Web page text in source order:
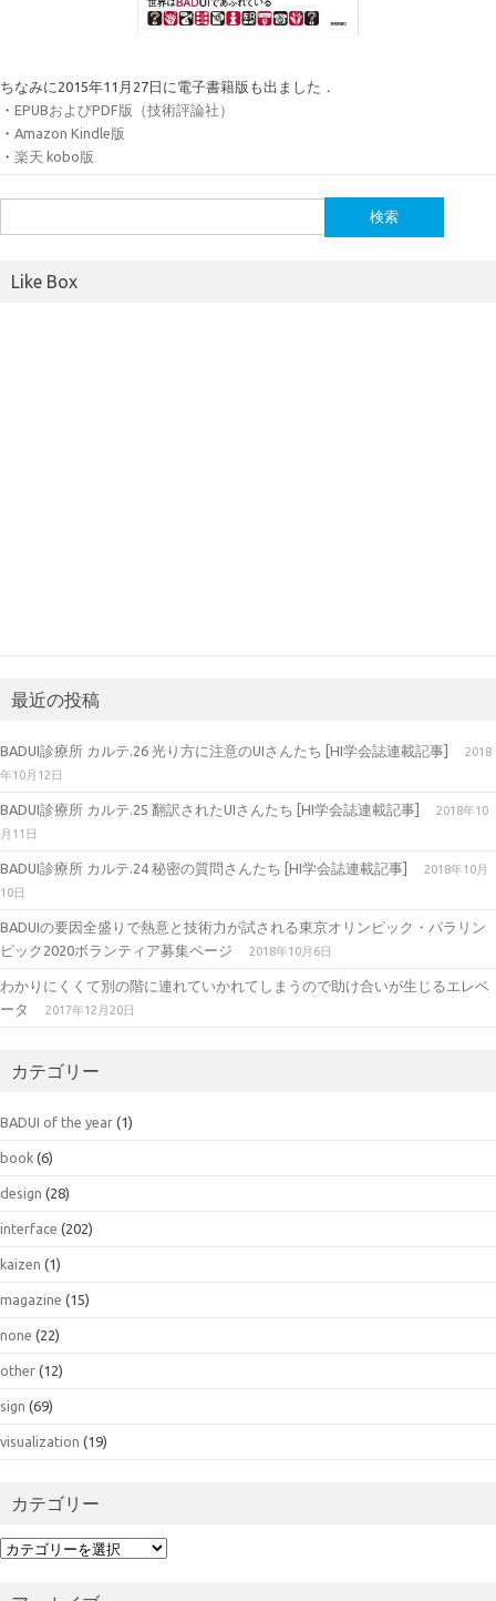
ちなみに2015年11月27日に電子書籍版も出ました．
・ EPUBおよびPDF版（技術評論社）
・ Amazon Kindle版
・ 楽天 kobo版
索:
Like Box
最近の投稿
BADUI診療所 カルテ.26 光り方に注意のUIさんたち [HI学会誌連載記事]
2018
年10月12日
BADUI診療所 カルテ.25 翻訳されたUIさんたち [HI学会誌連載記事]
2018年10
月11日
BADUI診療所 カルテ.24 秘密の質問さんたち [HI学会誌連載記事]
2018年10月
10日
BADUIの要因全盛りで熱意と技術力が試される東京オリンピック・パラリン
ピック2020ボランティア募集ページ
2018年10月6日
わかりにくくて別の階に連れていかれてしまうので助け合いが生じるエレベ
ータ
2017年12月20日
カテゴリー
BADUI of the year (1)
book (6)
design (28)
interface (202)
kaizen (1)
magazine (15)
none (22)
other (12)
sign (69)
visualization (19)
カテゴリー
カ